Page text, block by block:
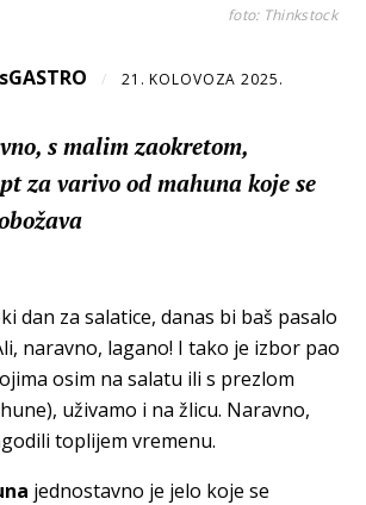
foto: Thinkstock
/ 21. KOLOVOZA 2025.
s malim zaokretom,
za varivo od mahuna koje se
dan za salatice, danas bi baš pasalo
naravno, lagano! I tako je izbor pao
osim na salatu ili s prezlom
uživamo i na žlicu. Naravno,
toplijem vremenu.
jednostavno je jelo koje se